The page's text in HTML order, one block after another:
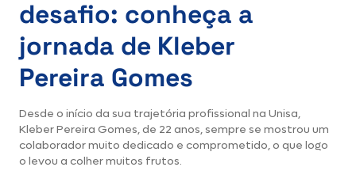
desafio: conheça a
jornada de Kleber
Pereira Gomes
Desde o início da sua trajetória profissional na Unisa,
Kleber Pereira Gomes, de 22 anos, sempre se mostrou um
colaborador muito dedicado e comprometido, o que logo
o levou a colher muitos frutos.